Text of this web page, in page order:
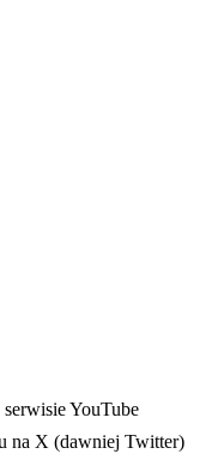
YouTube
na X (dawniej Twitter)